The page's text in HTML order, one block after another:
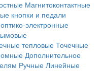
Магнитоконтактные
кнопки и педали
электронные
тепловыеТочечные
Дополнительное
Ручные Линейные